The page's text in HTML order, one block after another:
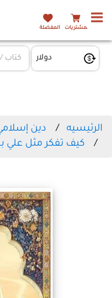
المشتريات المفضلة
الرئيسيه دين
كيف تفكر مثل علي